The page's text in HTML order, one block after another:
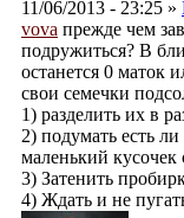
11/06/2013 - 23:25 »
vova прежде чем
подружиться? В
останется 0 маток
свои семечки
1) разделить их в
2) подумать есть
маленький
3) Затенить
4) Ждать и не